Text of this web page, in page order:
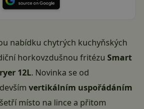
nabídku chytrých kuchyňských
horkovzdušnou fritézu Smart
12L. Novinka se od
vertikálním uspořádáním
místo na lince a přitom